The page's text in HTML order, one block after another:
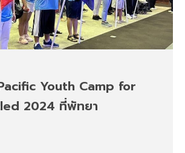
Youth Camp for
2024 ที่พัทยา